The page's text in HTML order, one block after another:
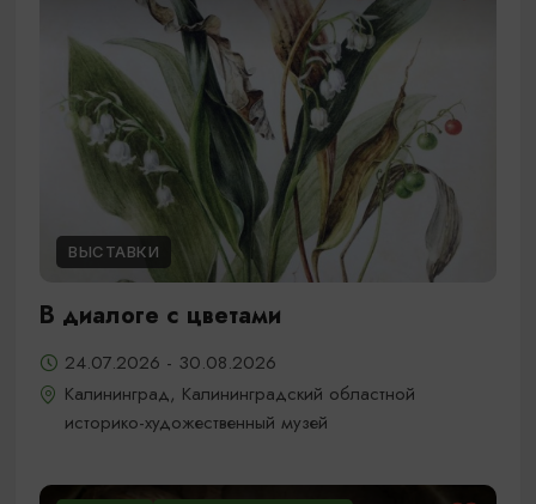
ВЫСТАВКИ
В диалоге с цветами
24.07.2026 - 30.08.2026
Калининград, Калининградский областной
историко-художественный музей